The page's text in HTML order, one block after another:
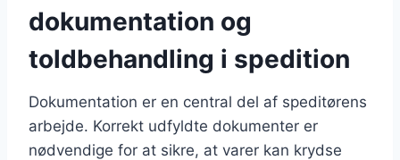
dokumentation og
toldbehandling i spedition
Dokumentation er en central del af speditørens
arbejde. Korrekt udfyldte dokumenter er
nødvendige for at sikre, at varer kan krydse